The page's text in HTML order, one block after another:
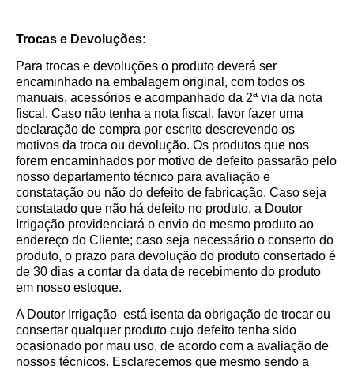
Trocas e Devoluções:
Para trocas e devoluções o produto deverá ser
encaminhado na embalagem original, com todos os
manuais, acessórios e acompanhado da 2ª via da nota
fiscal. Caso não tenha a nota fiscal, favor fazer uma
declaração de compra por escrito descrevendo os
motivos da troca ou devolução. Os produtos que nos
forem encaminhados por motivo de defeito passarão pelo
nosso departamento técnico para avaliação e
constatação ou não do defeito de fabricação. Caso seja
constatado que não há defeito no produto, a Doutor
Irrigação providenciará o envio do mesmo produto ao
endereço do Cliente; caso seja necessário o conserto do
produto, o prazo para devolução do produto consertado é
de 30 dias a contar da data de recebimento do produto
em nosso estoque.
A Doutor Irrigação está isenta da obrigação de trocar ou
consertar qualquer produto cujo defeito tenha sido
ocasionado por mau uso, de acordo com a avaliação de
nossos técnicos. Esclarecemos que mesmo sendo a